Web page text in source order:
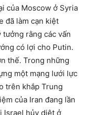
của Moscow ở Syria
đã làm cạn kiệt
tưởng rằng các vấn
có lợi cho Putin.
thế. Trong những
một mạng lưới lực
trên khắp Trung
của Iran đang lần
Israel hủy diệt ở